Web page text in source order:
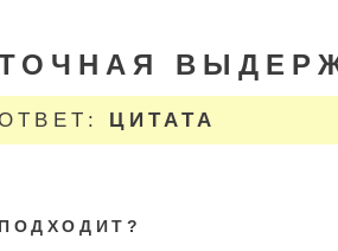
ЦИТАТА
ПОДХОДИТ?